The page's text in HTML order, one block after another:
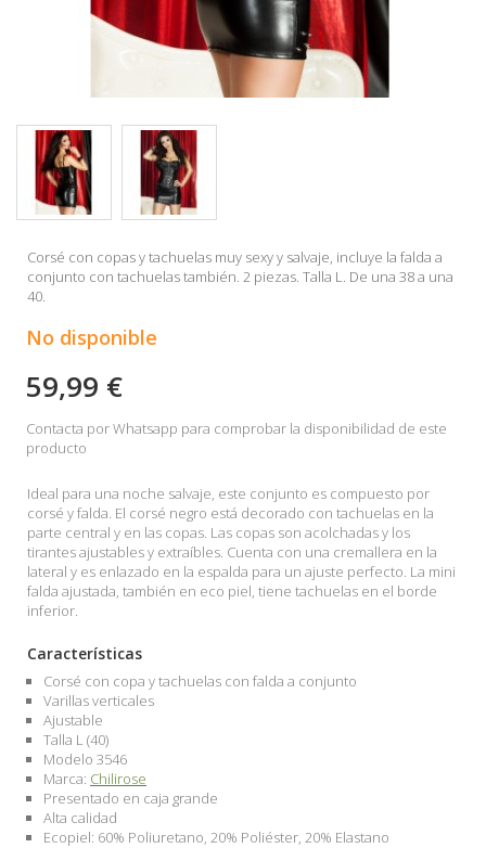
Corsé con copas y tachuelas muy sexy y salvaje, incluye la falda a
conjunto con tachuelas también. 2 piezas. Talla L. De una 38 a una
40.
No disponible
59,99 €
Contacta por Whatsapp para comprobar la disponibilidad de este
producto
Ideal para una noche salvaje, este conjunto es compuesto por
corsé y falda. El corsé negro está decorado con tachuelas en la
parte central y en las copas. Las copas son acolchadas y los
tirantes ajustables y extraíbles. Cuenta con una cremallera en la
lateral y es enlazado en la espalda para un ajuste perfecto. La mini
falda ajustada, también en eco piel, tiene tachuelas en el borde
inferior.
Características
Corsé con copa y tachuelas con falda a conjunto
Varillas verticales
Ajustable
Talla L (40)
Modelo 3546
Marca: Chilirose
Presentado en caja grande
Alta calidad
Ecopiel: 60% Poliuretano, 20% Poliéster, 20% Elastano